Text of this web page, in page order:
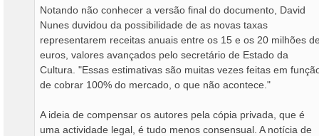
Notando não conhecer a versão final do documento, David
Nunes duvidou da possibilidade de as novas taxas
representarem receitas anuais entre os 15 e os 20 milhões
euros, valores avançados pelo secretário de Estado da
Cultura. "Essas estimativas são muitas vezes feitas em
de cobrar 100% do mercado, o que não acontece."
A ideia de compensar os autores pela cópia privada, que é
uma actividade legal, é tudo menos consensual. A notícia de